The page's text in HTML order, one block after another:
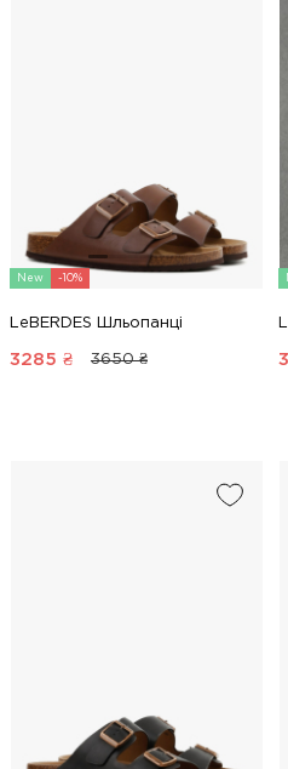
New -10%
LeBERDES Шльопанці
3285 ₴ 3650 ₴